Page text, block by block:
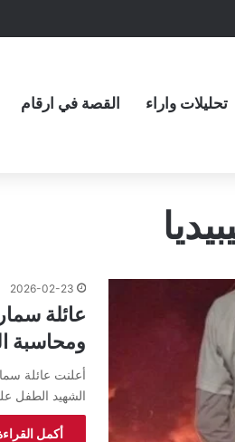
تحليلات واراء القصة في ارقام
2026-02-23
عائلة
ومحاسبة
أعلنت عائلة
الشهيد الطفل
أكمل